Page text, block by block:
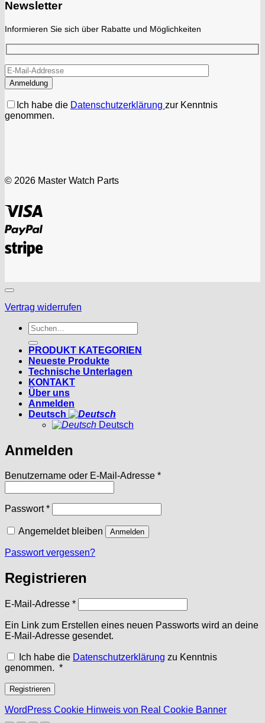
Newsletter
Informieren Sie sich über Rabatte und Möglichkeiten
Ich habe die Datenschutzerklärung zur Kenntnis
genommen.
© 2026 Master Watch Parts
PayPal
Stripe
Vertrag widerrufen
Suchen
nach:
PRODUKT KATEGORIEN
Neueste Produkte
Technische Unterlagen
KONTAKT
Über uns
Anmelden
Deutsch
Deutsch
Anmelden
Benutzername oder E-Mail-Adresse *Erforderlich
Passwort*Erforderlich
Angemeldet bleiben Anmelden
Passwort vergessen?
Registrieren
E-Mail-Adresse *Erforderlich
Ein Link zum Erstellen eines neuen Passworts wird an deine
E-Mail-Adresse gesendet.
Ich habe die Datenschutzerklärung zu Kenntnis
genommen. *Erforderlich
Registrieren
WordPress Cookie Hinweis von Real Cookie Banner